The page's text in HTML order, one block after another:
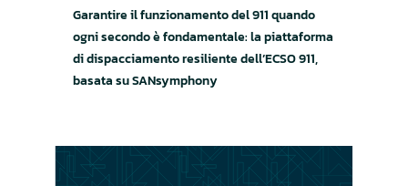
Garantire il funzionamento del 911 quando
ogni secondo è fondamentale: la piattaforma
di dispacciamento resiliente dell’ECSO 911,
basata su SANsymphony